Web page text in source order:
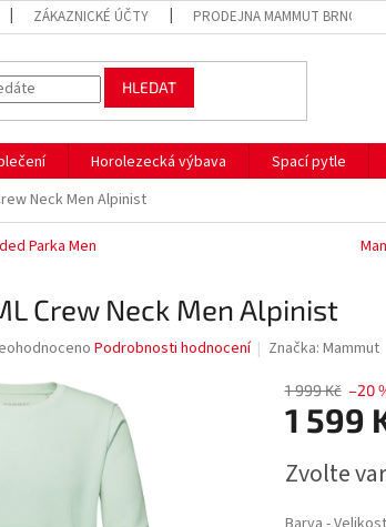
ZÁKAZNICKÉ ÚČTY PRODEJNA MAMMUT BRNO
HLEDAT
Horolezecká výbava Spací pytle
Neck Men Alpinist
Parka Men
Crew Neck Men Alpinist
Podrobnosti hodnocení Značka:Mammut
1 999 Kč –20
1 599
cena:
Zvolte